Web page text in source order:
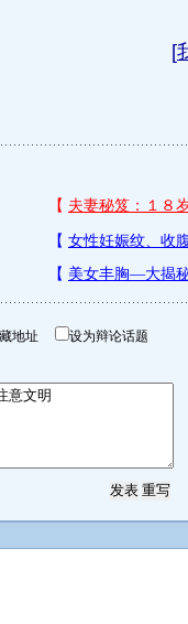
[
地址 设为辩论话题